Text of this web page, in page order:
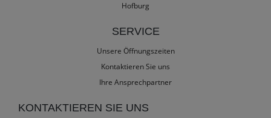
Hofburg
SERVICE
Unsere Öffnungszeiten
Kontaktieren Sie uns
Ihre Ansprechpartner
KONTAKTIEREN SIE UNS